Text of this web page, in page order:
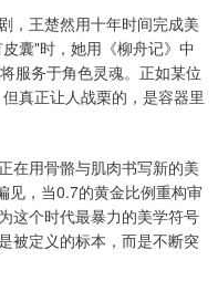
，王楚然用十年时间完成美
囊"时，她用《柳舟记》中
服务于角色灵魂。正如某位
真正让人战栗的，是容器里
在用骨骼与肌肉书写新的美
见，当0.7的黄金比例重构审
这个时代最暴力的美学符号
定义的标本，而是不断突